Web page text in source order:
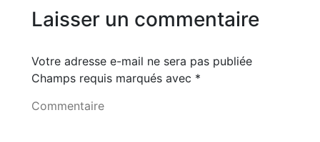
Laisser un commentaire
Votre adresse e-mail ne sera pas publiée
Champs requis marqués avec *
Commentaire